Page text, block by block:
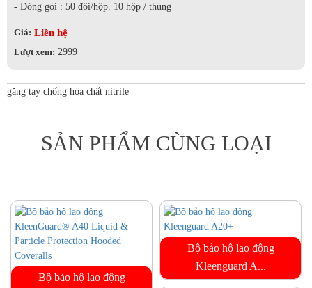
- Đóng gói : 50 đôi/hộp. 10 hộp / thùng
Giá: Liên hệ
Lượt xem: 2999
găng tay chống hóa chất nitrile
SẢN PHẨM CÙNG LOẠI
Bộ bảo hộ lao động
Bộ bảo hộ lao động
Kleenguard A...